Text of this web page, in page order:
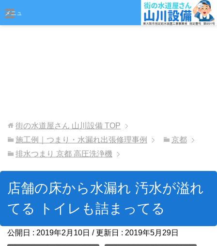
メニュ
街の水道屋さん 山川設備 TOP
施工例｜つまり・水漏れ出張修理事例
京都
排水つまり 京都 高圧洗浄機
店舗の床から水漏れ 汚水が溢れ
てる トイレも詰まってる
公開日 : 2019年2月10日 / 更新日 : 2019年5月29日